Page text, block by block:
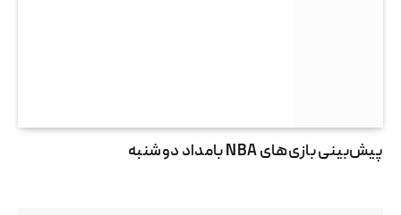
پیش‌بینی بازی‌های NBA بامداد دوشنبه